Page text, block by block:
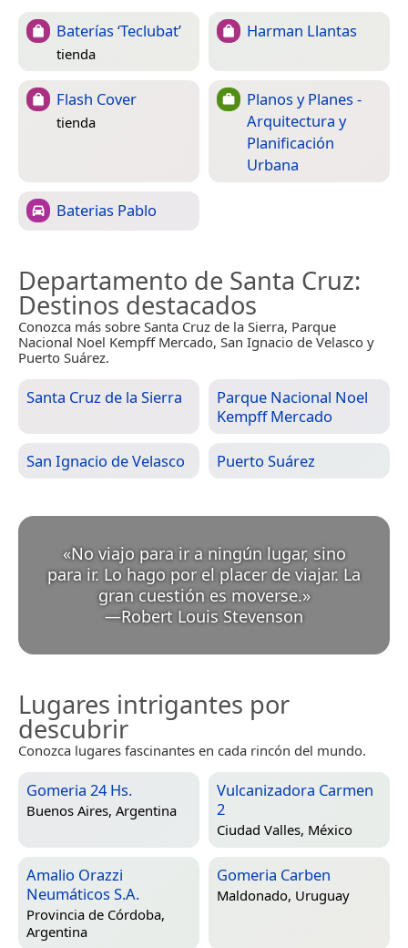
Baterías ‘Teclubat’
tienda
Harman Llantas
Flash Cover
tienda
Planos y Planes -
Arquitectura y
Planificación
Urbana
Baterias Pablo
Departamento de Santa Cruz:
Destinos destacados
Conozca más sobre Santa Cruz de la Sierra, Parque
Nacional Noel Kempff Mercado, San Ignacio de Velasco y
Puerto Suárez.
Santa Cruz de la Sierra
Parque Nacional Noel
Kempff Mercado
San Ignacio de Velasco Puerto Suárez
«No viajo para ir a ningún lugar, sino
para ir. Lo hago por el placer de viajar. La
gran cuestión es moverse. »
—Robert Louis Stevenson
Lugares intrigantes por
descubrir
Conozca lugares fascinantes en cada rincón del mundo.
Gomeria 24 Hs.
Buenos Aires, Argentina
Vulcanizadora Carmen
2
Ciudad Valles, México
Amalio Orazzi
Neumáticos S.A.
Provincia de Córdoba,
Argentina
Gomeria Carben
Maldonado, Uruguay